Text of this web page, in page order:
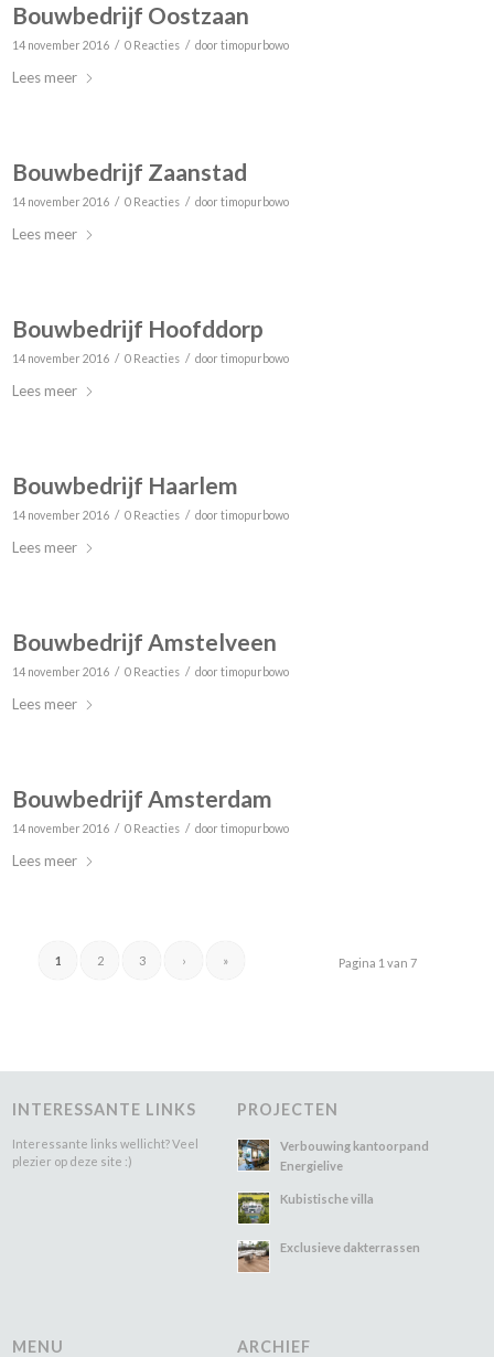
Bouwbedrijf Oostzaan
14 november 2016 / 0 Reacties / doortimopurbowo
Lees meer
Bouwbedrijf Zaanstad
14 november 2016 / 0 Reacties / doortimopurbowo
Lees meer
Bouwbedrijf Hoofddorp
14 november 2016 / 0 Reacties / doortimopurbowo
Lees meer
Bouwbedrijf Haarlem
14 november 2016 / 0 Reacties / doortimopurbowo
Lees meer
Bouwbedrijf Amstelveen
14 november 2016 / 0 Reacties / doortimopurbowo
Lees meer
Bouwbedrijf Amsterdam
14 november 2016 / 0 Reacties / doortimopurbowo
Lees meer
Pagina 1 van 7
1 2 3 › »
INTERESSANTE LINKS
Interessante links wellicht? Veel
plezier op deze site :)
PROJECTEN
Verbouwing kantoorpand
Energielive
Kubistische villa
Exclusieve dakterrassen
MENU ARCHIEF